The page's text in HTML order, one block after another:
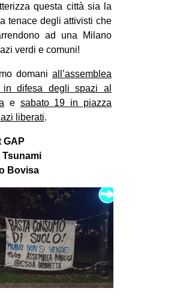
MIGRAZIONI
PRECARIATO
REPRESSIONE
STUDENTI
CULTURE
ARTE
CINEMA
RECENSIONI
AFRICA
AMERICHE
ORIENTE
questa città sia la
tenace degli attivisti che
ad una Milano
verdi e comuni!
domani all’assemblea
in difesa degli spazi al
e sabato 19 in piazza
liberati.
GAP
Bovisa